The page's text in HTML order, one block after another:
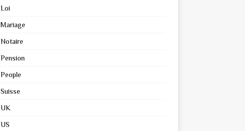
Loi
Mariage
Notaire
Pension
People
Suisse
UK
US